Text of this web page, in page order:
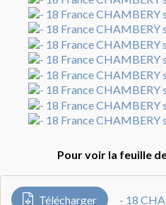
Pour voir la feuille
Télécharger - 18